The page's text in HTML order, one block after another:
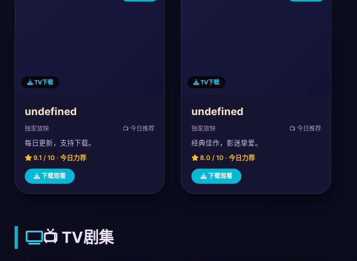
TV下载
undefined
独家放映 📺 今日推荐
每日更新，支持下载。
9.1 / 10 · 今日力荐
下载观看
TV下载
undefined
独家放映 📺 今日推荐
经典佳作，影迷挚爱。
8.0 / 10 · 今日力荐
下载观看
📺 TV剧集